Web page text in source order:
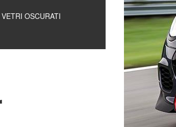
VETRI OSCURATI